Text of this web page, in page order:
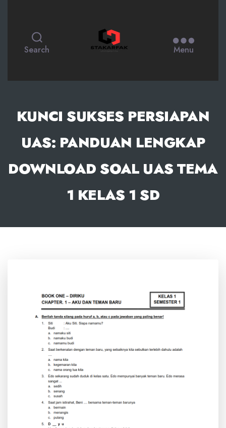
Search Menu
KUNCI SUKSES PERSIAPAN
UAS: PANDUAN LENGKAP
DOWNLOAD SOAL UAS TEMA
1 KELAS 1 SD